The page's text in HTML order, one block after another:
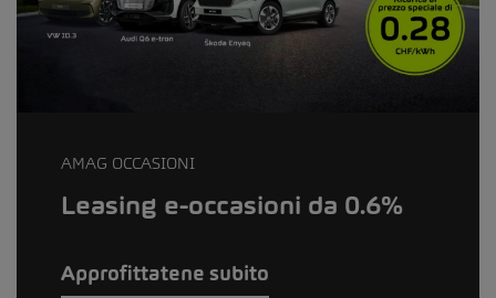
AMAG OCCASIONI
Leasing e-occasioni da 0.6%
Approfittatene subito